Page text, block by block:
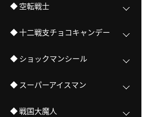
◆ 空転戦士
◆ 十二戦支チョコキャンデー
◆ ショックマンシール
◆ スーパーアイスマン
◆ 戦国大魔人